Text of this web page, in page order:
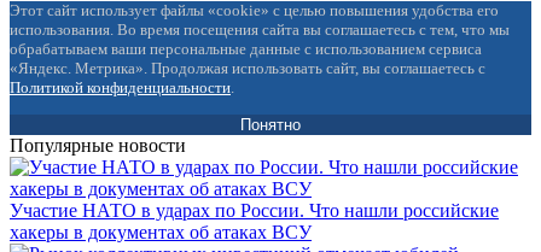
Этот сайт использует файлы «cookie» с целью повышения удобства его
использования. Во время посещения сайта вы соглашаетесь с тем, что мы
обрабатываем ваши персональные данные с использованием сервиса
«Яндекс. Метрика». Продолжая использовать сайт, вы соглашаетесь с
Политикой конфиденциальности.
Понятно
Популярные новости
Участие НАТО в ударах по России. Что нашли российские
хакеры в документах об атаках ВСУ